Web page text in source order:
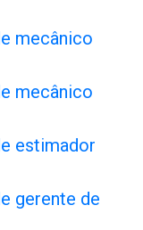
mecânico
mecânico
estimador
gerente de